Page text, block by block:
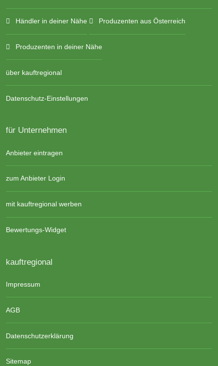
Händler in deiner Nähe Produzenten aus Österreich
Produzenten in deiner Nähe
über kauftregional
Datenschutz-Einstellungen
für Unternehmen
Anbieter eintragen
zum Anbieter Login
mit kauftregional werben
Bewertungs-Widget
kauftregional
Impressum
AGB
Datenschutzerklärung
Sitemap